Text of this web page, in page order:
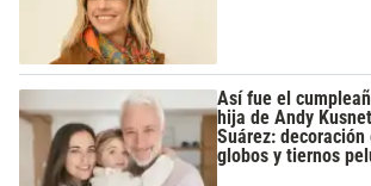
Así fue el
hija de Andy
Suárez:
globos y tiernos